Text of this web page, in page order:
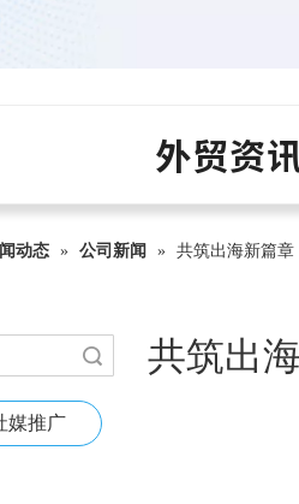
外贸资
动态 » 公司新闻 » 共筑出海新篇
媒推广
共筑出